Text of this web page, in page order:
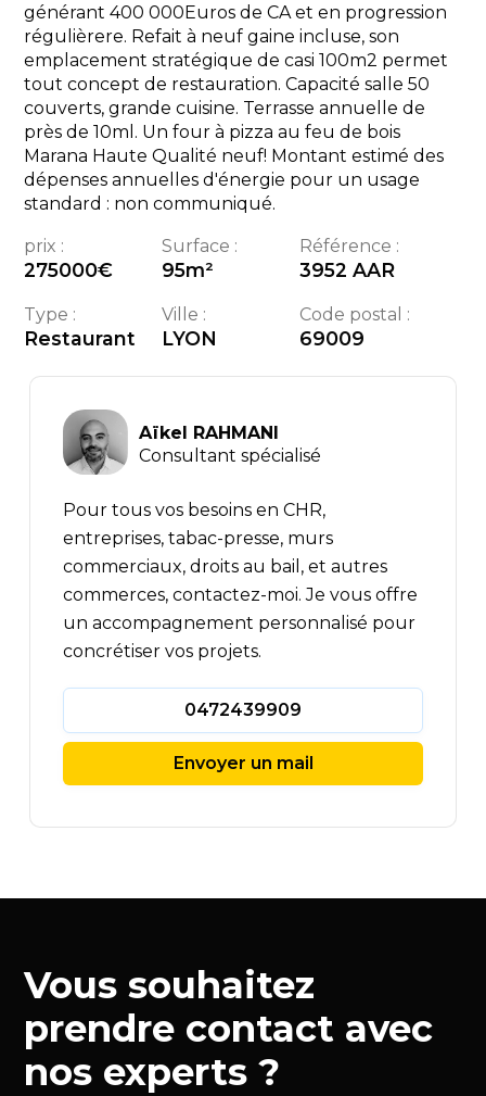
générant 400 000Euros de CA et en progression
régulièrere. Refait à neuf gaine incluse, son
emplacement stratégique de casi 100m2 permet
tout concept de restauration. Capacité salle 50
couverts, grande cuisine. Terrasse annuelle de
près de 10ml. Un four à pizza au feu de bois
Marana Haute Qualité neuf! Montant estimé des
dépenses annuelles d'énergie pour un usage
standard : non communiqué.
prix :
275000€
Surface :
95m²
Référence :
3952 AAR
Type :
Restaurant
Ville :
LYON
Code postal :
69009
Aïkel RAHMANI
Consultant spécialisé
Pour tous vos besoins en CHR,
entreprises, tabac-presse, murs
commerciaux, droits au bail, et autres
commerces, contactez-moi. Je vous offre
un accompagnement personnalisé pour
concrétiser vos projets.
0472439909
Envoyer un mail
Vous souhaitez
prendre contact avec
nos experts ?